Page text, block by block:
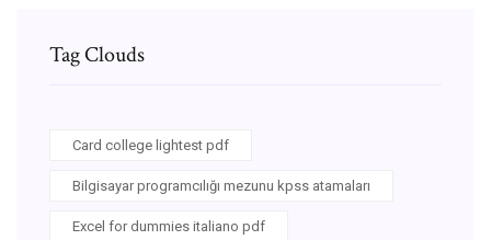
Tag Clouds
Card college lightest pdf
Bilgisayar programcılığı mezunu kpss atamaları
Excel for dummies italiano pdf